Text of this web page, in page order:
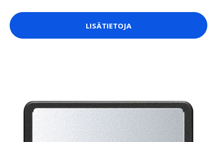
LISÄTIETOJA